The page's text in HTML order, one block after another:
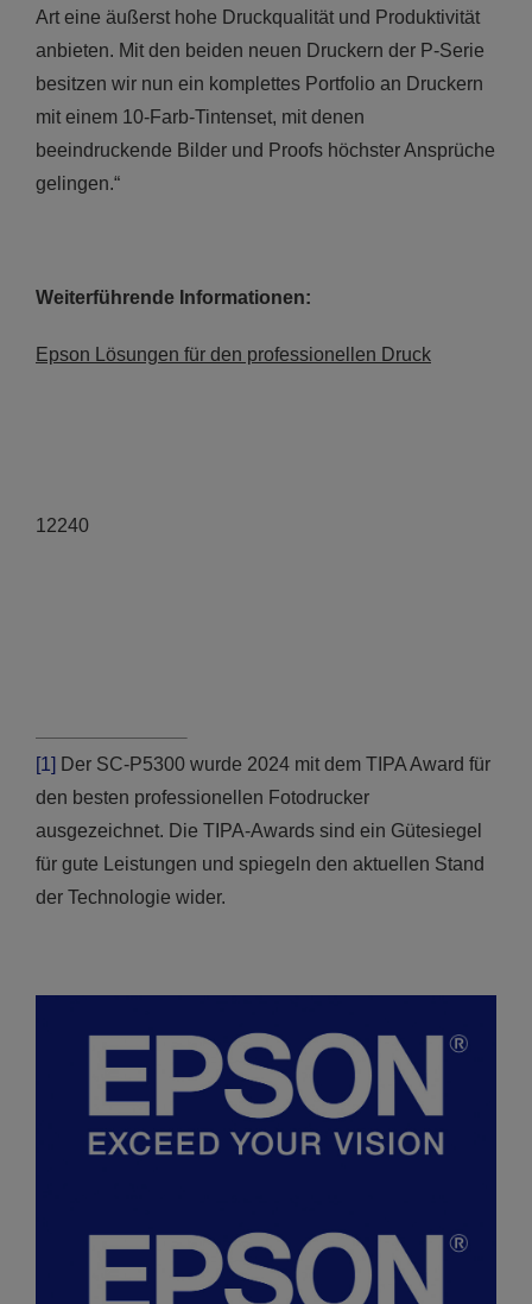
Art eine äußerst hohe Druckqualität und Produktivität
anbieten. Mit den beiden neuen Druckern der P-Serie
besitzen wir nun ein komplettes Portfolio an Druckern
mit einem 10-Farb-Tintenset, mit denen
beeindruckende Bilder und Proofs höchster Ansprüche
gelingen.“
Weiterführende Informationen:
Epson Lösungen für den professionellen Druck
12240
[1] Der SC-P5300 wurde 2024 mit dem TIPA Award für
den besten professionellen Fotodrucker
ausgezeichnet. Die TIPA-Awards sind ein Gütesiegel
für gute Leistungen und spiegeln den aktuellen Stand
der Technologie wider.